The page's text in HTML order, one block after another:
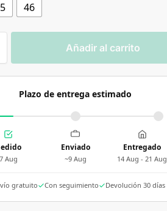
46
Añadir al carrito
Plazo de entrega estimado
Aug
Enviado
~9 Aug
Entregado
14 Aug - 21 Aug
gratuito Con seguimiento Devolución 30 días